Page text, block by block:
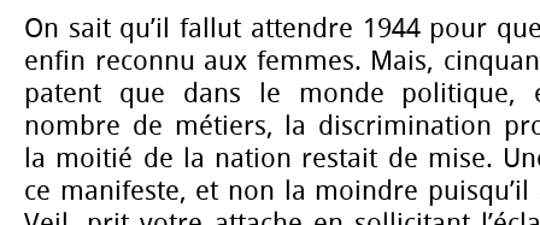
On sait qu’il fallut attendre 1944 pour
enfin reconnu aux femmes. Mais,
patent que dans le monde politique,
nombre de métiers, la discrimination
la moitié de la nation restait de mise.
ce manifeste, et non la moindre puisqu’il